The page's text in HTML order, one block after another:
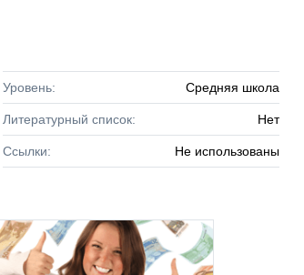
Уровень: Средняя школа
Литературный список: Нет
Ссылки: Не использованы